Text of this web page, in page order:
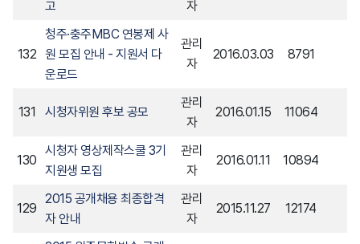
고
자
132
청주·충주MBC 연봉제 사
원 모집 안내 - 지원서 다
운로드
관리
자
2016.03.03 8791
131 시청자위원 후보 공모
관리
자
2016.01.15 11064
130
시청자 영상제작스쿨 3기
지원생 모집
관리
자
2016.01.11 10894
129
2015 공개채용 최종합격
자 안내
관리
자
2015.11.27 12174